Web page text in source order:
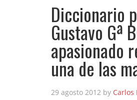
Diccionario
Gustavo Gª
apasionado
una de las
29 agosto 2012 by Carlos